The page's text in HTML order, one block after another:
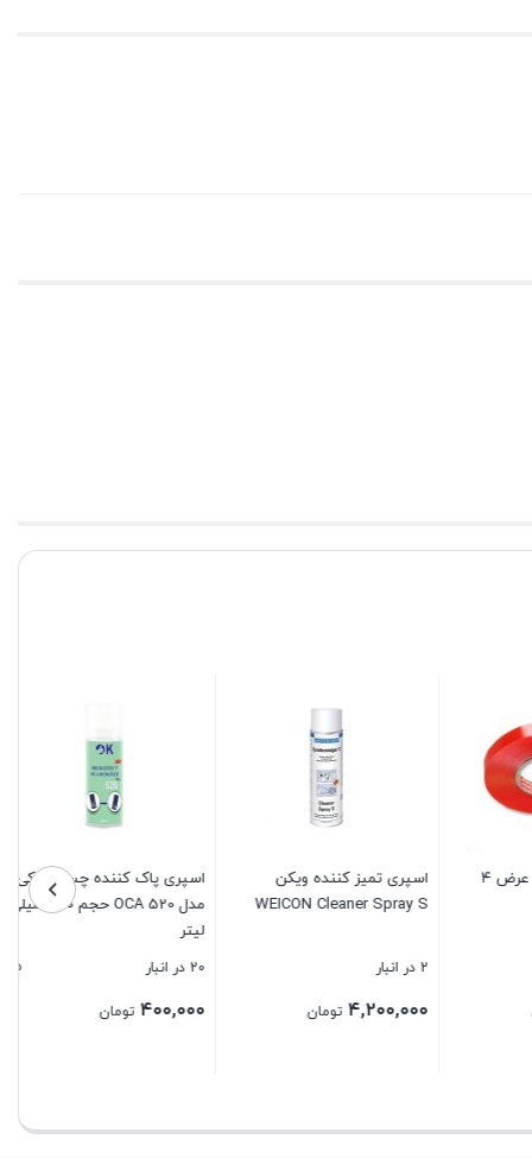
چسب دوطرفه تسا عرض ۴
اسپری تمیز کننده ویکن
WEICON Cleaner Spray S
۴,۲۰۰,۰۰۰ تومان
اسپری پاک کننده چسب اوکی
مدل OCA 520 حجم ۴۵۰ میلی
۴۰۰,۰۰۰ تومان